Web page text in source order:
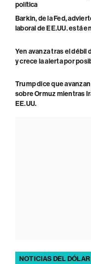
política
Barkin, de la Fed,
laboral de EE.UU. está
Yen avanza tras el débil
y crece la alerta por
Trump dice que
sobre Ormuz mientras
EE.UU.
NOTICIAS DEL DÓLAR